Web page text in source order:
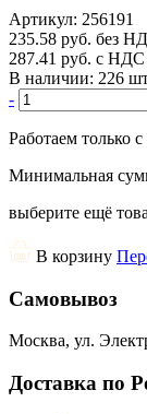
Артикул: 256191
235.58 руб. без
287.41 руб. с НДС
В наличии: 226
-
Работаем только
Минимальная
выберите ещё
В корзину
Самовывоз
Москва, ул.
Доставка по